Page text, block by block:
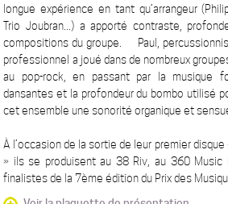
longue expérience en tant qu’arrangeur
Trio Joubran...) a apporté contraste,
compositions du groupe. Paul,
professionnel a joué dans de nombreux
au pop-rock, en passant par la musique
dansantes et la profondeur du bombo utilisé
cet ensemble une sonorité organique et
À l’occasion de la sortie de leur premier disque
» ils se produisent au 38 Riv, au 360 Music
finalistes de la 7ème édition du Prix des